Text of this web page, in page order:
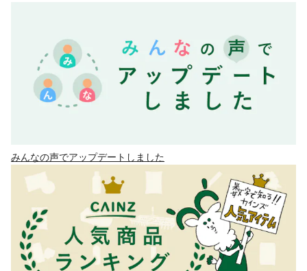
みんなの声でアップデートしました